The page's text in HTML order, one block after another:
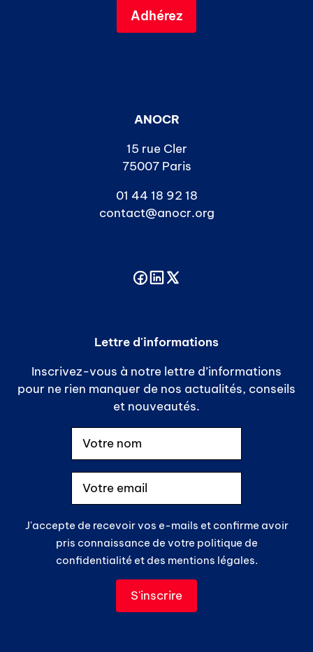
Adhérez
ANOCR
15 rue Cler
75007 Paris
01 44 18 92 18
contact@anocr.org
Lettre d'informations
Inscrivez-vous à notre lettre d’informations
pour ne rien manquer de nos actualités, conseils
et nouveautés.
J'accepte de recevoir vos e-mails et confirme avoir
pris connaissance de votre politique de
confidentialité et des mentions légales.